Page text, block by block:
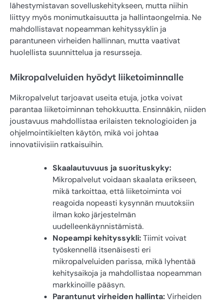
lähestymistavan sovelluskehitykseen, mutta niihin
liittyy myös monimutkaisuutta ja hallintaongelmia. Ne
mahdollistavat nopeamman kehityssyklin ja
parantuneen virheiden hallinnan, mutta vaativat
huolellista suunnittelua ja resursseja.
Mikropalveluiden hyödyt liiketoiminnalle
Mikropalvelut tarjoavat useita etuja, jotka voivat
parantaa liiketoiminnan tehokkuutta. Ensinnäkin, niiden
joustavuus mahdollistaa erilaisten teknologioiden ja
ohjelmointikielten käytön, mikä voi johtaa
innovatiivisiin ratkaisuihin.
Skaalautuvuus ja suorituskyky:
Mikropalvelut voidaan skaalata erikseen,
mikä tarkoittaa, että liiketoiminta voi
reagoida nopeasti kysynnän muutoksiin
ilman koko järjestelmän
uudelleenkäynnistämistä.
Nopeampi kehityssykli:Tiimit voivat
työskennellä itsenäisesti eri
mikropalveluiden parissa, mikä lyhentää
kehitysaikoja ja mahdollistaa nopeamman
markkinoille pääsyn.
Parantunut virheiden hallinta:Virheiden